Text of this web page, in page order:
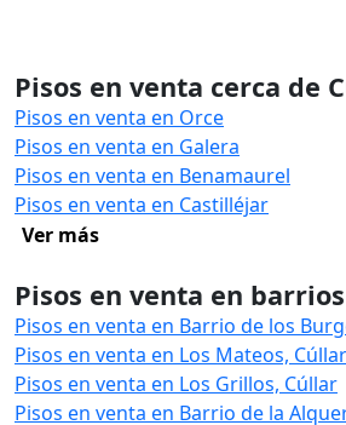
Pisos en venta cerca de
Pisos en venta en Orce
Pisos en venta en Galera
Pisos en venta en Benamaurel
Pisos en venta en Castilléjar
Ver más
Pisos en venta en
Pisos en venta en Barrio de los
Pisos en venta en Los Mateos, Cúllar
Pisos en venta en Los Grillos, Cúllar
Pisos en venta en Barrio de la